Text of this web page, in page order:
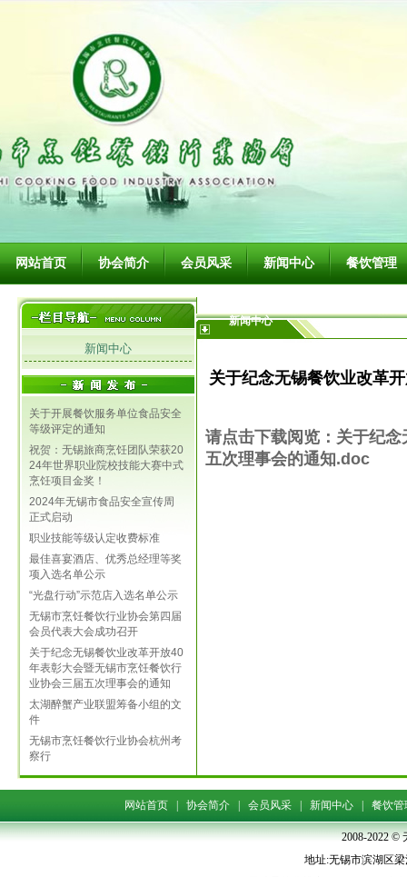
网站首页 协会简介 会员风采 新闻中心 餐饮管理
新闻中心
关于开展餐饮服务单位食品安全
等级评定的通知
祝贺：无锡旅商烹饪团队荣获20
24年世界职业院校技能大赛中式
烹饪项目金奖！
2024年无锡市食品安全宣传周
正式启动
职业技能等级认定收费标准
最佳喜宴酒店、优秀总经理等奖
项入选名单公示
“光盘行动”示范店入选名单公示
无锡市烹饪餐饮行业协会第四届
会员代表大会成功召开
关于纪念无锡餐饮业改革开放40
年表彰大会暨无锡市烹饪餐饮行
业协会三届五次理事会的通知
太湖醉蟹产业联盟筹备小组的文
件
无锡市烹饪餐饮行业协会杭州考
察行
新闻中心
关于纪念无锡餐饮业改革
请点击下载阅览：关于纪
五次理事会的通知.doc
网站首页 协会简介 会员风采 新闻中心 餐饮管
2008-2022 ©
地址:无锡市滨湖区梁